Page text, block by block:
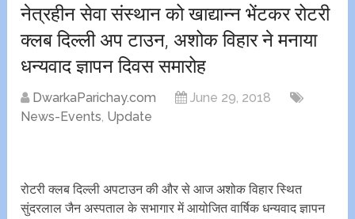
नेत्रहीन सेवा संस्थान को खाद्यान्न भेंटकर रोटरी
क्लब दिल्ली अप टाउन, अशोक विहार ने मनाया
धन्यवाद ज्ञापन दिवस समारोह
DwarkaParichay.com
June 29, 2018
News-Events, Update
रोटरी क्लब दिल्ली अपटाउन की और से आज अशोक विहार स्थित
सुंदरलाल जैन अस्पताल के सभागार में आयोजित वार्षिक धन्यवाद ज्ञापन